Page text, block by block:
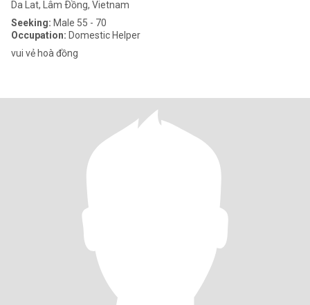
Da Lat, Lâm Ðồng, Vietnam
Seeking: Male 55 - 70
Occupation: Domestic Helper
vui vẻ hoà đồng